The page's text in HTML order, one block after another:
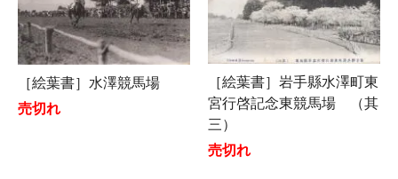
［絵葉書］水澤競馬場
売切れ
［絵葉書］岩手縣水澤町東
宮行啓記念東競馬場 （其
三）
売切れ